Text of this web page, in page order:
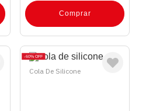
Comprar
60% OFF
Cola De Silicone